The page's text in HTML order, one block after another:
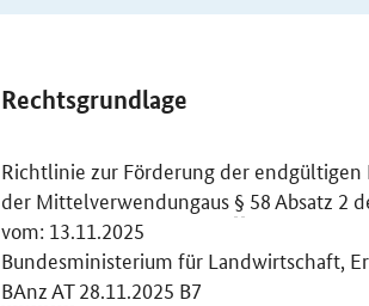
Rechtsgrundlage
Richtlinie zur Förderung der
der Mittelverwendungaus § 58 Absatz 2
vom: 13.11.2025
Bundesministerium für Landwirtschaft,
BAnzAT28.11.2025 B7